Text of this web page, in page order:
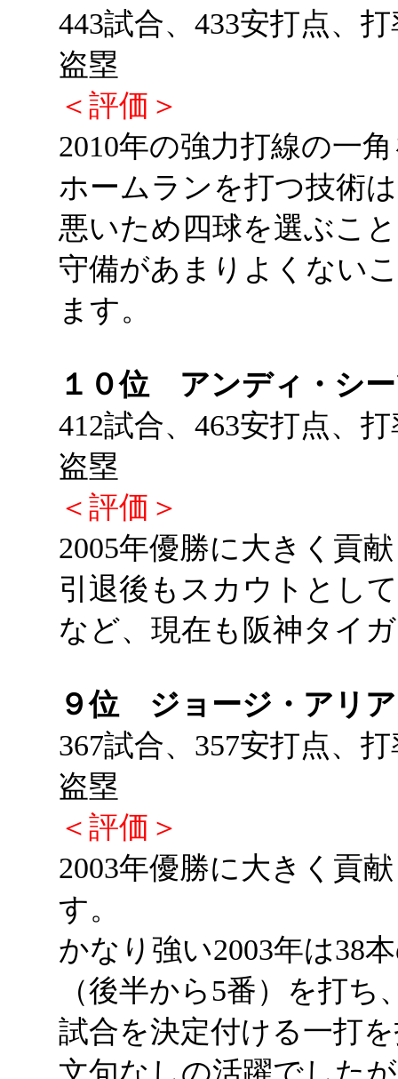
443試合、433安打点、
盗塁
＜評価＞
2010年の強力打線の一
ホームランを打つ技術
悪いため四球を選ぶこ
守備があまりよくない
ます。
１０位 アンディ・シ
412試合、463安打点、
盗塁
＜評価＞
2005年優勝に大きく貢
引退後もスカウトとし
など、現在も阪神タイ
９位 ジョージ・アリ
367試合、357安打点、
盗塁
＜評価＞
2003年優勝に大きく貢
す。
かなり強い2003年は38
（後半から5番）を打ち
試合を決定付ける一打
文句なしの活躍でした